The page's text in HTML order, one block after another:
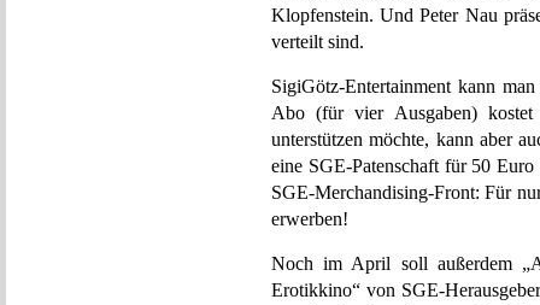
Klopfenstein. Und Peter Nau
verteilt sind.
SigiGötz-Entertainment kann
Abo (für vier Ausgaben)
unterstützen möchte, kann aber
eine SGE-Patenschaft für 50
SGE-Merchandising-Front: Für
erwerben!
Noch im April soll außerdem
Erotikkino“ von SGE-